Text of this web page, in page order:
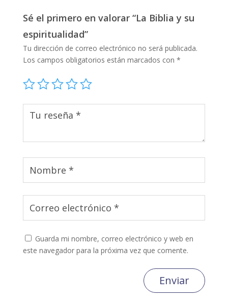
Sé el primero en valorar “La Biblia y su
espiritualidad”
Tu dirección de correo electrónico no será publicada.
Los campos obligatorios están marcados con *
Guarda mi nombre, correo electrónico y web en
este navegador para la próxima vez que comente.
Enviar